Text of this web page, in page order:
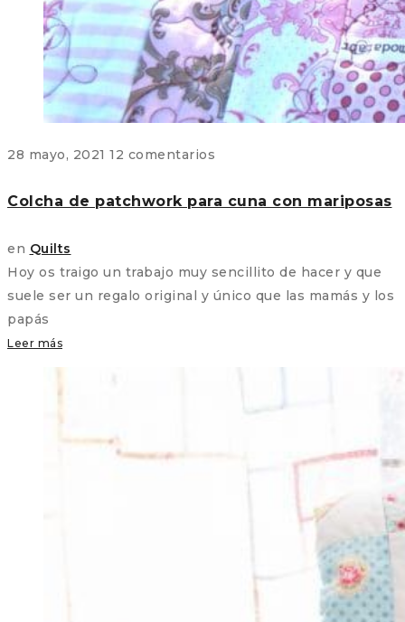
28 mayo, 2021 12 comentarios
Colcha de patchwork para cuna con mariposas
en Quilts
Hoy os traigo un trabajo muy sencillito de hacer y que
suele ser un regalo original y único que las mamás y los
papás
Leer más